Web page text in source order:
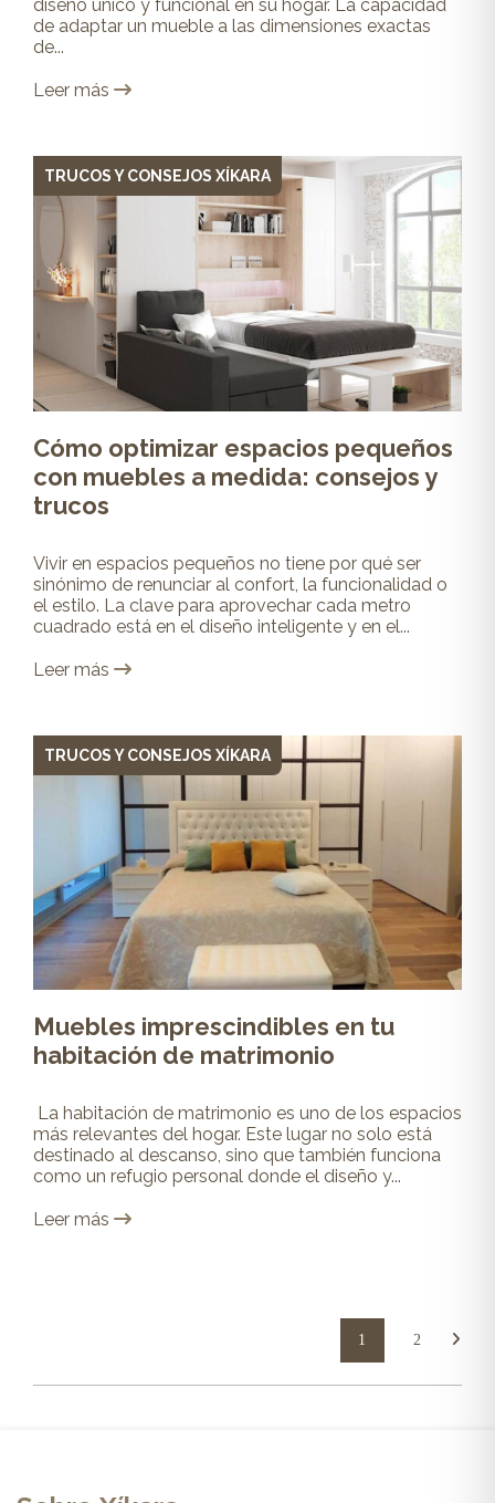
diseño único y funcional en su hogar. La capacidad
de adaptar un mueble a las dimensiones exactas
de...
Leer más
TRUCOS Y CONSEJOS XÍKARA
Cómo optimizar espacios pequeños
con muebles a medida: consejos y
trucos
Vivir en espacios pequeños no tiene por qué ser
sinónimo de renunciar al confort, la funcionalidad o
el estilo. La clave para aprovechar cada metro
cuadrado está en el diseño inteligente y en el...
Leer más
TRUCOS Y CONSEJOS XÍKARA
Muebles imprescindibles en tu
habitación de matrimonio
La habitación de matrimonio es uno de los espacios
más relevantes del hogar. Este lugar no solo está
destinado al descanso, sino que también funciona
como un refugio personal donde el diseño y...
Leer más
1 2